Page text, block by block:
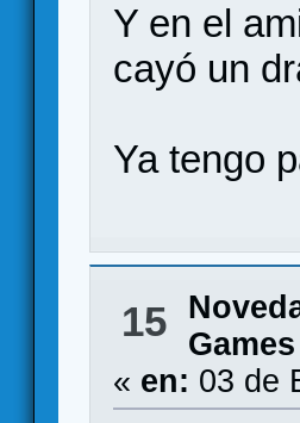
Y en el
cayó un
Ya tengo
15
Games
« en: 03 de